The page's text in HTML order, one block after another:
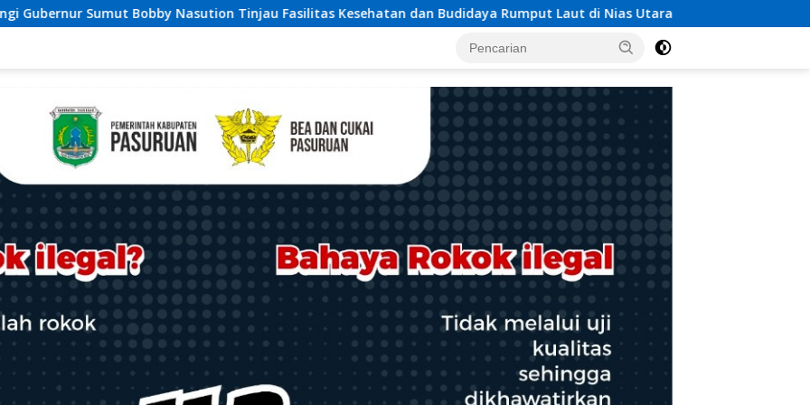
Tinjau Fasilitas Kesehatan dan Budidaya Rumput Laut di Nias Utara Respons Cepat Pos TNI AL Selatpanjang